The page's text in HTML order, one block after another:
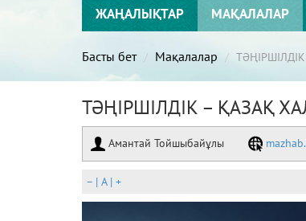
ЖАҢАЛЫҚТАР МАҚАЛАЛАР
Басты бет Мақалалар
ТӘҢІРШІЛДІК – ҚАЗАҚ
Амантай Тойшыбайұлы
– | A| +